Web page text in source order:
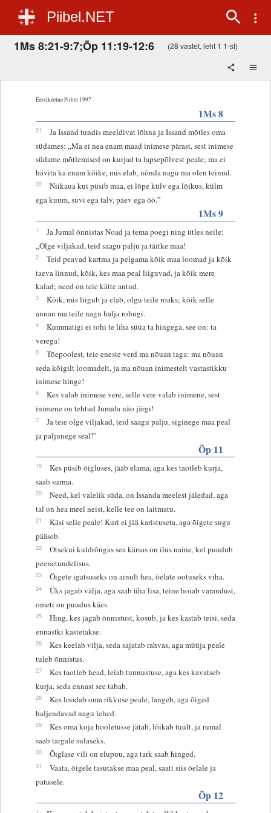
Piibel.NET
1Ms 8:21-9:7;Õp 11:19-12:6 (28 vastet, leht 1 1-st)
Eestikeelne Piibel 1997
1Ms 8
21
Ja Issand tundis meeldivat lõhna ja Issand mõtles oma
südames: „Ma ei nea enam maad inimese pärast, sest inimese
südame mõtlemised on kurjad ta lapsepõlvest peale; ma ei
hävita ka enam kõike, mis elab, nõnda nagu ma olen teinud.
22
Niikaua kui püsib maa, ei lõpe külv ega lõikus, külm
ega kuum, suvi ega talv, päev ega öö.”
1Ms 9
1
Ja Jumal õnnistas Noad ja tema poegi ning ütles neile:
„Olge viljakad, teid saagu palju ja täitke maa!
2
Teid peavad kartma ja pelgama kõik maa loomad ja kõik
taeva linnud, kõik, kes maa peal liiguvad, ja kõik mere
kalad; need on teie kätte antud.
3
Kõik, mis liigub ja elab, olgu teile roaks; kõik selle
annan ma teile nagu halja rohugi.
4
Kummatigi ei tohi te liha süüa ta hingega, see on: ta
verega!
5
Tõepoolest, teie eneste verd ma nõuan taga: ma nõuan
seda kõigilt loomadelt, ja ma nõuan inimestelt vastastikku
inimese hinge!
6
Kes valab inimese vere, selle vere valab inimene, sest
inimene on tehtud Jumala näo järgi!
7
Ja teie olge viljakad, teid saagu palju, siginege maa peal
ja paljunege seal!”
Õp 11
19
Kes püsib õigluses, jääb elama, aga kes taotleb kurja,
saab surma.
20
Need, kel valelik süda, on Issanda meelest jäledad, aga
tal on hea meel neist, kelle tee on laitmatu.
21
Käsi selle peale! Kuri ei jää karistuseta, aga õigete sugu
pääseb.
22
Otsekui kuldrõngas sea kärsas on ilus naine, kel puudub
peenetundelisus.
23 Õigete igatsuseks on ainult hea, õelate ootuseks viha.
24
Üks jagab välja, aga saab üha lisa, teine hoiab varandust,
ometi on puudus käes.
25
Hing, kes jagab õnnistust, kosub, ja kes kastab teisi, seda
ennastki kastetakse.
26
Kes keelab vilja, seda sajatab rahvas, aga müüja peale
tuleb õnnistus.
27
Kes taotleb head, leiab tunnustuse, aga kes kavatseb
kurja, seda ennast see tabab.
28
Kes loodab oma rikkuse peale, langeb, aga õiged
haljendavad nagu lehed.
29
Kes oma koja hooletusse jätab, lõikab tuult, ja rumal
saab targale sulaseks.
30 Õiglase vili on elupuu, aga tark saab hinged.
31
Vaata, õigele tasutakse maa peal, saati siis õelale ja
patusele.
Õp 12